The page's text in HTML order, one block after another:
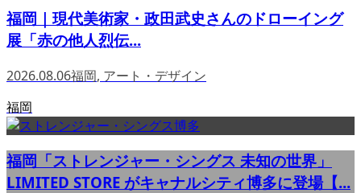
福岡｜現代美術家・政田武史さんのドローイング
展「赤の他人烈伝...
2026.08.06福岡, アート・デザイン
福岡
福岡「ストレンジャー・シングス 未知の世界」
LIMITED STORE がキャナルシティ博多に登場【...